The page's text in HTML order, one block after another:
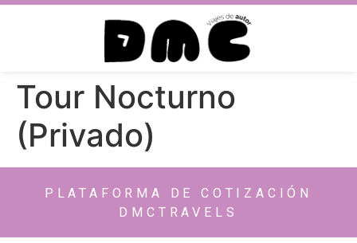
Tour Nocturno
(Privado)
PLATAFORMA DE COTIZACIÓN
DMCTRAVELS